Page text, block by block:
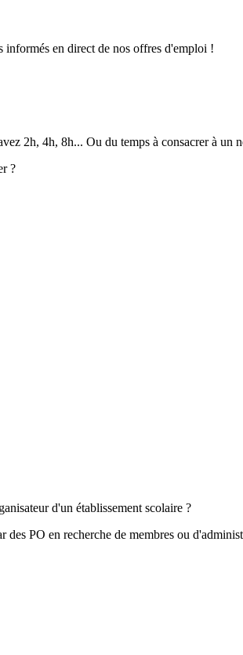
informés en direct de nos offres d'emploi !
2h, 4h, 8h... Ou du temps à consacrer à un
?
d'un établissement scolaire ?
des PO en recherche de membres ou